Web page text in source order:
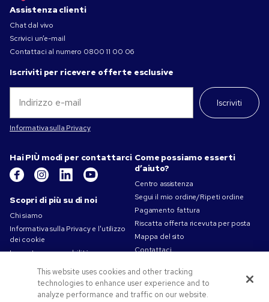
Assistenza clienti
Chat dal vivo
Scrivici un’e-mail
Contattaci al numero 0800 11 00 06
Iscriviti per ricevere offerte esclusive
Iscriviti
Informativa sulla Privacy
Hai PIÙ modi per contattarci
Scopri di più su di noi
Chi siamo
Informativa sulla Privacy e l'utilizzo
dei cookie
La nostra responsabilità
Termini d'uso
Condizioni di vendita
Lavorare in Pens.com
Come possiamo esserti
d’aiuto?
Centro assistenza
Segui il mio ordine/Ripeti ordine
Pagamento fattura
Riscatta offerta ricevuta per posta
Mappa del sito
Contattaci
This website uses cookies and other tracking
technologies to enhance user experience and to
analyze performance and traffic on our website.